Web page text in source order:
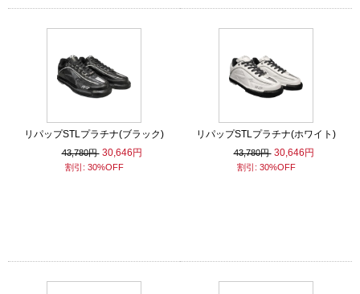
リパップSTLプラチナ(ブラック)
43,780円 30,646円
割引: 30%OFF
リパップSTLプラチナ(ホワイト)
43,780円 30,646円
割引: 30%OFF